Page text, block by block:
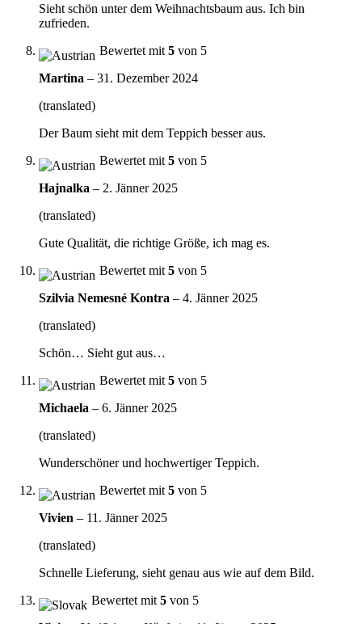
Sieht schön unter dem Weihnachtsbaum aus. Ich bin
zufrieden.
Bewertet mit 5 von 5
Martina – 31. Dezember 2024
(translated)
Der Baum sieht mit dem Teppich besser aus.
Bewertet mit 5 von 5
Hajnalka – 2. Jänner 2025
(translated)
Gute Qualität, die richtige Größe, ich mag es.
Bewertet mit 5 von 5
Szilvia Nemesné Kontra – 4. Jänner 2025
(translated)
Schön… Sieht gut aus…
Bewertet mit 5 von 5
Michaela – 6. Jänner 2025
(translated)
Wunderschöner und hochwertiger Teppich.
Bewertet mit 5 von 5
Vivien – 11. Jänner 2025
(translated)
Schnelle Lieferung, sieht genau aus wie auf dem Bild.
Bewertet mit 5 von 5